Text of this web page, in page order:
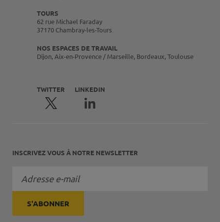
TOURS
62 rue Michael Faraday
37170 Chambray-les-Tours
NOS ESPACES DE TRAVAIL
Dijon, Aix-en-Provence / Marseille, Bordeaux, Toulouse
TWITTER LINKEDIN
INSCRIVEZ VOUS À NOTRE NEWSLETTER